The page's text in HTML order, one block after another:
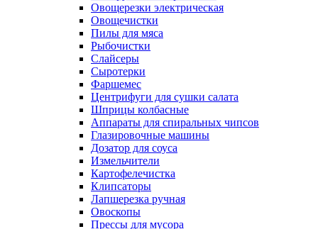
Овощерезки электрическая
Овощечистки
Пилы для мяса
Рыбочистки
Слайсеры
Сыротерки
Фаршемес
Центрифуги для сушки салата
Шприцы колбасные
Аппараты для спиральных чипсов
Глазировочные машины
Дозатор для соуса
Измельчители
Картофелечистка
Клипсаторы
Лапшерезка ручная
Овоскопы
Прессы для мусора